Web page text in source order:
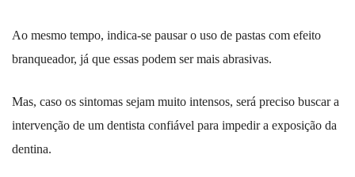
Ao mesmo tempo, indica-se pausar o uso de pastas com efeito
branqueador, já que essas podem ser mais abrasivas.
Mas, caso os sintomas sejam muito intensos, será preciso buscar a
intervenção de um dentista confiável para impedir a exposição da
dentina.